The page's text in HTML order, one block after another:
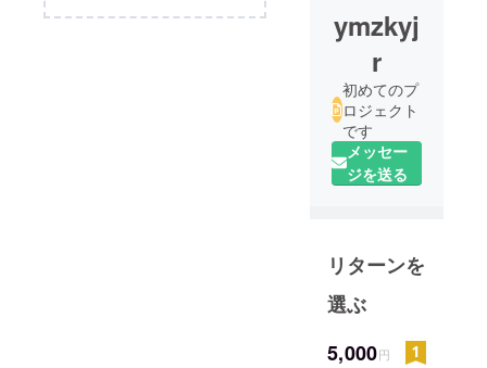
ymzkyj
r
初めてのプ
ロジェクト
です
メッセー
ジを送る
リターンを
選ぶ
5,000円